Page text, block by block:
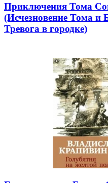
Приключения Тома
(Исчезновение Тома и
Тревога в городке)